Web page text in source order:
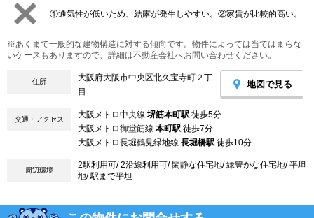
①通気性が低いため、結露が発生しやすい。②家賃が比較的高い。
※あくまで一般的な建物構造に対する傾向です。物件によっては当てはまらな
いケースもありますので、詳細は不動産会社へお問い合わせください。
住所
大阪府大阪市中央区北久宝寺町２丁
目
地図で見る
交通・アクセス 大阪メトロ中央線 堺筋本町駅 徒歩5分
大阪メトロ御堂筋線 本町駅 徒歩7分
大阪メトロ長堀鶴見緑地線 長堀橋駅 徒歩10分
周辺環境
2駅利用可/ 2沿線利用可/ 閑静な住宅地/ 緑豊かな住宅地/ 平坦
地/ 駅まで平坦